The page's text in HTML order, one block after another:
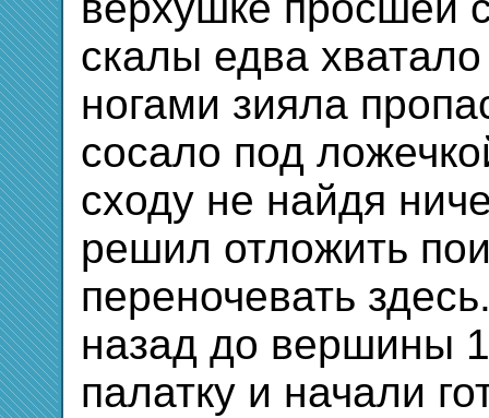
скалы едва
ногами зияла
сосало под
сходу не найдя
решил отложить
переночевать
назад до вершины
палатку и начали